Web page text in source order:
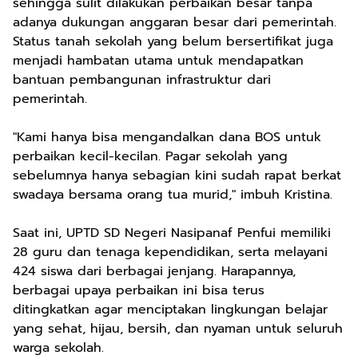
adanya dukungan anggaran besar dari pemerintah.
Status tanah sekolah yang belum bersertifikat juga
menjadi hambatan utama untuk mendapatkan
bantuan pembangunan infrastruktur dari
pemerintah.
"Kami hanya bisa mengandalkan dana BOS untuk
perbaikan kecil-kecilan. Pagar sekolah yang
sebelumnya hanya sebagian kini sudah rapat berkat
swadaya bersama orang tua murid," imbuh Kristina.
Saat ini, UPTD SD Negeri Nasipanaf Penfui memiliki
28 guru dan tenaga kependidikan, serta melayani
424 siswa dari berbagai jenjang. Harapannya,
berbagai upaya perbaikan ini bisa terus
ditingkatkan agar menciptakan lingkungan belajar
yang sehat, hijau, bersih, dan nyaman untuk seluruh
warga sekolah.